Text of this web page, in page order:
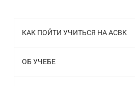
КАК ПОЙТИ УЧИТЬСЯ НА АСВК
ОБ УЧЕБЕ